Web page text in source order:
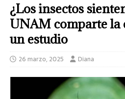
¿Los insectos
UNAM comparte la
un estudio
26 marzo, 2025 Diana